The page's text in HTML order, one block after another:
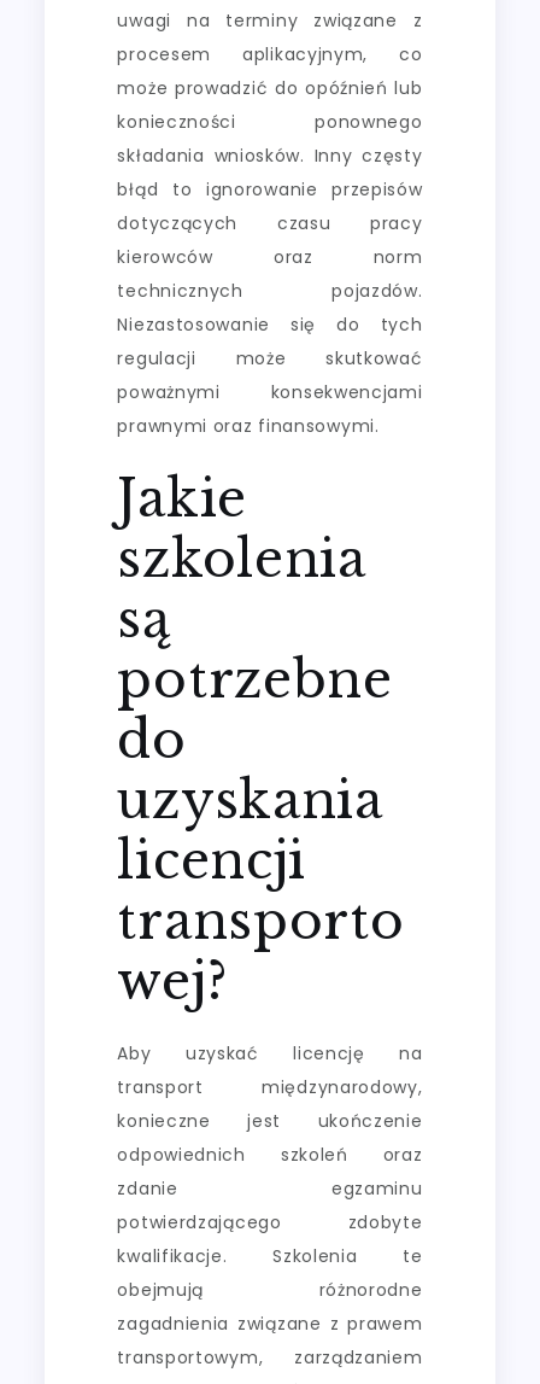
uwagi na terminy związane z
procesem aplikacyjnym, co
może prowadzić do opóźnień lub
konieczności ponownego
składania wniosków. Inny częsty
błąd to ignorowanie przepisów
dotyczących czasu pracy
kierowców oraz norm
technicznych pojazdów.
Niezastosowanie się do tych
regulacji może skutkować
poważnymi konsekwencjami
prawnymi oraz finansowymi.
Jakie
szkolenia
są
potrzebne
do
uzyskania
licencji
transporto
wej?
Aby uzyskać licencję na
transport międzynarodowy,
konieczne jest ukończenie
odpowiednich szkoleń oraz
zdanie egzaminu
potwierdzającego zdobyte
kwalifikacje. Szkolenia te
obejmują różnorodne
zagadnienia związane z prawem
transportowym, zarządzaniem